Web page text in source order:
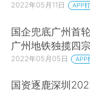
2022年05月11日 APP
国企兜底广州首
广州地铁独揽四宗
2022年05月05日 APP
国资逐鹿深圳